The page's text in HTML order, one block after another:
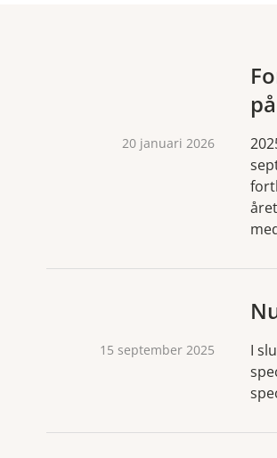
20 januari 2026
15 september 2025
I